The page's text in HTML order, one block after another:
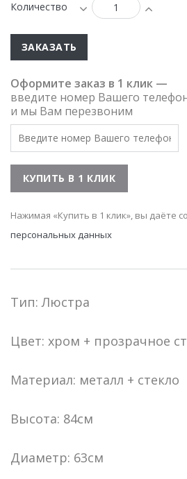
Количество
ЗАКАЗАТЬ
Оформите заказ в 1 клик —
введите номер Вашего
и мы Вам перезвоним
Нажимая «Купить в 1 клик», вы даёте
персональных данных
Тип: Люстра
Цвет: хром + прозрачное
Материал: металл + стекло
Высота: 84см
Диаметр: 63см